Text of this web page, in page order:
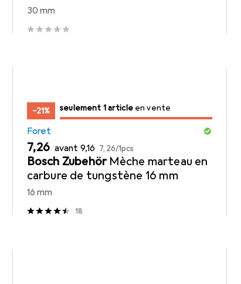
30 mm
−21% juste 1 pièce en vente
seulement 1 article en vente
Foret
EUR
7,26 avant EUR
9,16 EUR
7,26/1pcs
Bosch Zubehör Mèche marteau en
carbure de tungstène 16 mm
16 mm
18